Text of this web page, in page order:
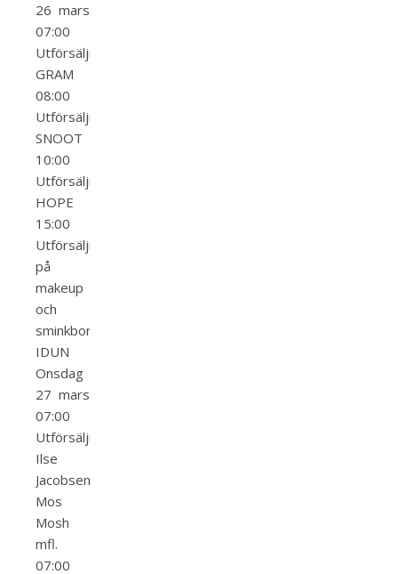
26 mars
07:00
Utförsäljning
GRAM
08:00
Utförsäljning
SNOOT
10:00
Utförsäljning
HOPE
15:00
Utförsäljning
på
makeup
och
sminkborstar
IDUN
Onsdag
27 mars
07:00
Utförsäljning
Ilse
Jacobsen,
Mos
Mosh
mfl.
07:00